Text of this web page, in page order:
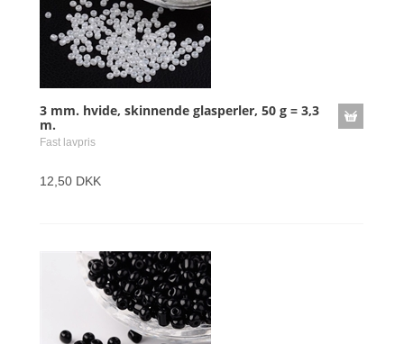
3 mm. hvide, skinnende glasperler, 50 g = 3,3
m.
Fast lavpris
12,50 DKK